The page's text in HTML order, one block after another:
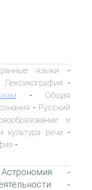
языки -
Лексикография -
- Общая
- Русский
и
культура речи -
-
Астрономия -
-